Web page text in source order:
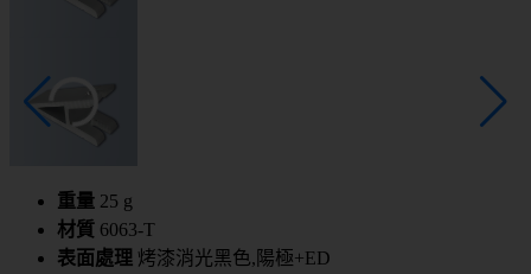
重量 25 g
材質 6063-T
表面處理 烤漆消光黑色,陽極+ED